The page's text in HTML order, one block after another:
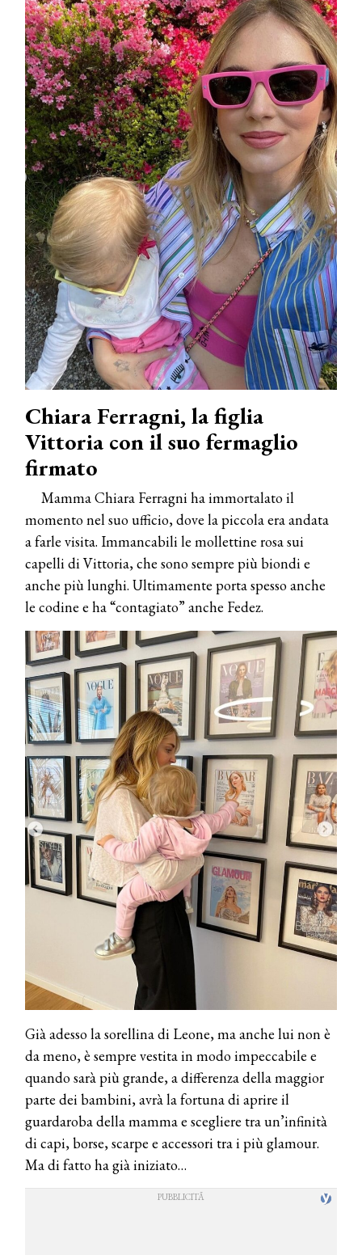
Chiara Ferragni, la figlia
Vittoria con il suo fermaglio
firmato
Mamma Chiara Ferragni ha immortalato il
momento nel suo ufficio, dove la piccola era andata
a farle visita. Immancabili le mollettine rosa sui
capelli di Vittoria, che sono sempre più biondi e
anche più lunghi. Ultimamente porta spesso anche
le codine e ha “contagiato” anche Fedez.
Già adesso la sorellina di Leone, ma anche lui non è
da meno, è sempre vestita in modo impeccabile e
quando sarà più grande, a differenza della maggior
parte dei bambini, avrà la fortuna di aprire il
guardaroba della mamma e scegliere tra un’infinità
di capi, borse, scarpe e accessori tra i più glamour.
Ma di fatto ha già iniziato…